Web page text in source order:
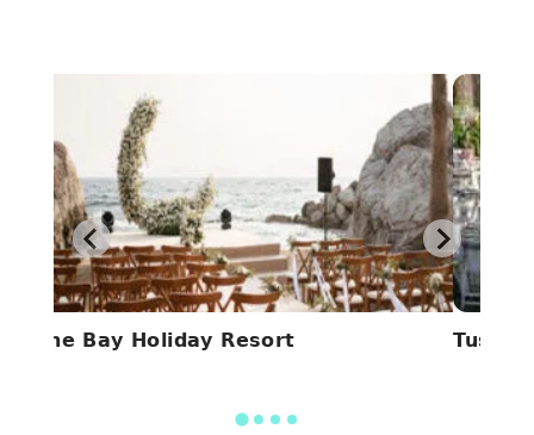
Pine Bay Holiday Resort Tusan